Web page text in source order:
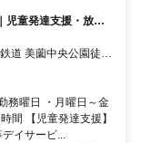
児童発達支援・放デ
道 美薗中央公園徒歩
務曜日 ・月曜日～金
間 【児童発達支援】
イサービ...